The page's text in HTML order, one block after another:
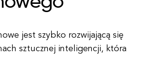
jest szybko rozwijającą się
sztucznej inteligencji, która